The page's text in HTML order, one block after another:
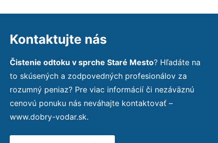
Kontaktujte nás
Čistenie odtoku v sprche Staré Mesto? Hľadáte na
to skúsených a zodpovedných profesionálov za
rozumný peniaz? Pre viac informácií či nezáväznú
cenovú ponuku nás neváhajte kontaktovať –
www.dobry-vodar.sk.